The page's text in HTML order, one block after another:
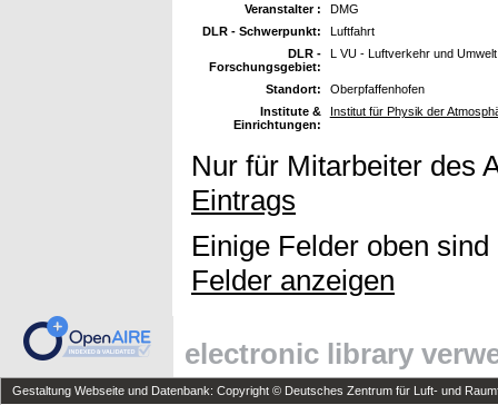
Veranstalter :
DMG
DLR - Schwerpunkt:
Luftfahrt
DLR -
Forschungsgebiet:
L VU - Luftverkehr und Umwelt
Standort:
Oberpfaffenhofen
Institute &
Einrichtungen:
Institut für Physik der
Nur für Mitarbeiter des
Eintrags
Einige Felder oben
Felder anzeigen
electronic library
Gestaltung Webseite und Datenbank: Copyright © Deutsches Zentrum für Luft- und